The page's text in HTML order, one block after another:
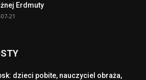
Erdmuty
21
dzieci pobite, nauczyciel obraża,